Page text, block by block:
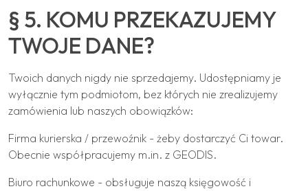
§ 5. KOMU PRZEKAZUJEMY
TWOJE DANE?
Twoich danych nigdy nie sprzedajemy. Udostępniamy je
wyłącznie tym podmiotom, bez których nie zrealizujemy
zamówienia lub naszych obowiązków:
Firma kurierska / przewoźnik - żeby dostarczyć Ci towar.
Obecnie współpracujemy m.in. z GEODIS.
Biuro rachunkowe - obsługuje naszą księgowość i